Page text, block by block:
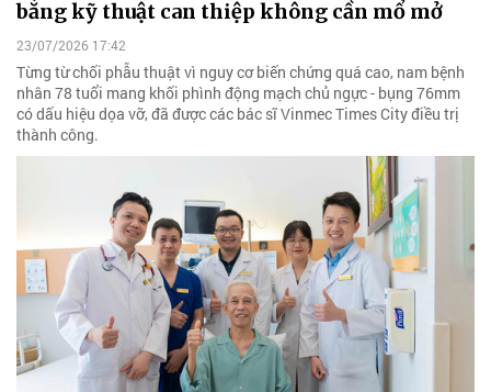
bằng kỹ thuật can thiệp không cần mổ mở
23/07/2026 17:42
Từng từ chối phẫu thuật vì nguy cơ biến chứng quá cao, nam bệnh
nhân 78 tuổi mang khối phình động mạch chủ ngực - bụng 76mm
có dấu hiệu dọa vỡ, đã được các bác sĩ Vinmec Times City điều trị
thành công.